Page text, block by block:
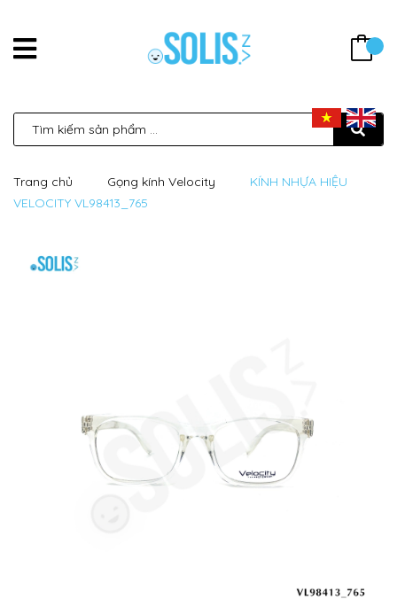
Trang chủ Gọng kính Velocity
KÍNH NHỰA HIỆU
VELOCITY VL98413_765